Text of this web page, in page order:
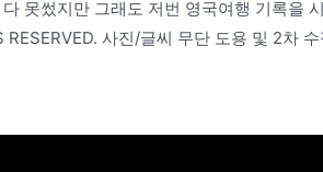
못썼지만 그래도 저번 영국여행 기록을
사진/글씨 무단 도용 및 2차